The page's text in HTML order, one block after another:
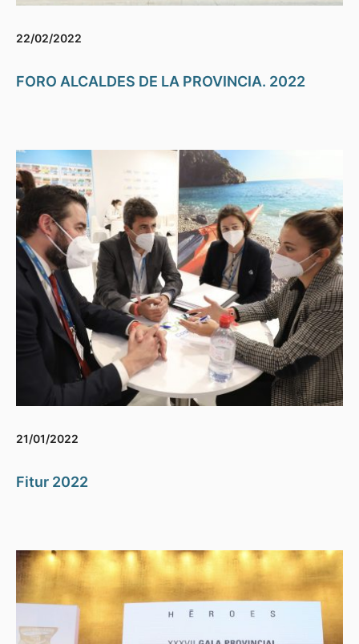
22/02/2022
FORO ALCALDES DE LA PROVINCIA. 2022
21/01/2022
Fitur 2022